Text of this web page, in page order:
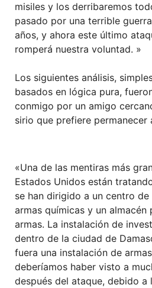
misiles y los derribaremos
pasado por una terrible
años, y ahora este último
romperá nuestra voluntad. »
Los siguientes análisis,
basados ​​en lógica pura,
conmigo por un amigo
sirio que prefiere permanecer
«Una de las mentiras más
Estados Unidos están
se han dirigido a un centro
armas químicas y un almacén
armas. La instalación de
dentro de la ciudad de
fuera una instalación de
deberíamos haber visto a
después del ataque, debido a